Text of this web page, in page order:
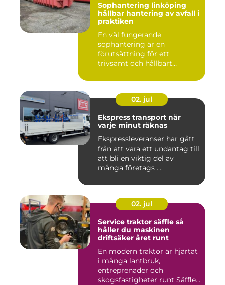
Sophantering linköping
hållbar hantering av avfall i
praktiken
En väl fungerande
sophantering är en
förutsättning för ett
trivsamt och hållbart
02. jul
Ekspress transport när
varje minut räknas
Ekspressleveranser har gått
från att vara ett undantag till
att bli en viktig del av
många företags ...
02. jul
Service traktor säffle så
håller du maskinen
driftsäker året runt
En modern traktor är hjärtat
i många lantbruk,
entreprenader och
skogsfastigheter runt Säffle.